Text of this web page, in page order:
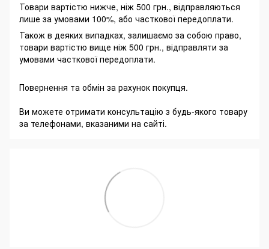
Товари вартістю нижче, ніж 500 грн., відправляються
лише за умовами 100%, або часткової передоплати.
Також в деяких випадках, залишаємо за собою право,
товари вартістю вище ніж 500 грн., відправляти за
умовами часткової передоплати.
Повернення та обмін за рахунок покупця.
Ви можете отримати консультацію з будь-якого товару
за телефонами, вказаними на сайті.